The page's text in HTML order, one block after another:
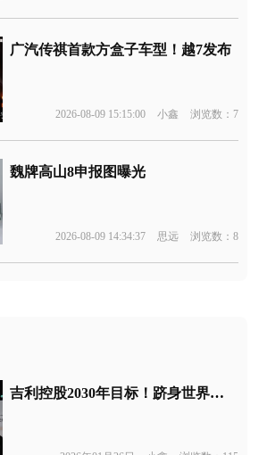
广汽传祺首款方盒子车型！越7发布
2026-08-09 15:15:00 小鑫 浏览数：7
魏牌高山8申报图曝光
2026-08-09 14:34:37 思远 浏览数：8
吉利控股2030年目标！跻身世界前五